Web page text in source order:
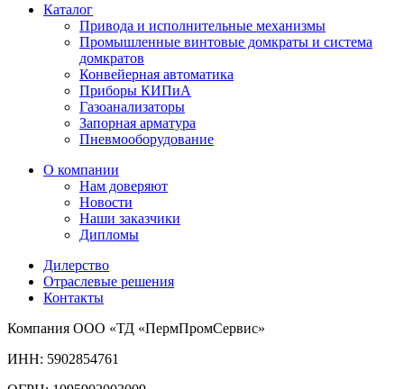
Каталог
Привода и исполнительные механизмы
Промышленные винтовые домкраты и система
домкратов
Конвейерная автоматика
Приборы КИПиА
Газоанализаторы
Запорная арматура
Пневмооборудование
О компании
Нам доверяют
Новости
Наши заказчики
Дипломы
Дилерство
Отраслевые решения
Контакты
Компания ООО «ТД «ПермПромСервис»
ИНН: 5902854761